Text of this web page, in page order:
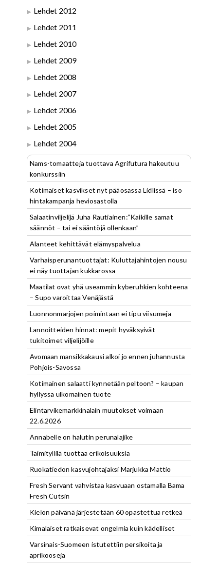
Lehdet 2012
Lehdet 2011
Lehdet 2010
Lehdet 2009
Lehdet 2008
Lehdet 2007
Lehdet 2006
Lehdet 2005
Lehdet 2004
Nams-tomaatteja tuottava Agrifutura hakeutuu
konkurssiin
Kotimaiset kasvikset nyt pääosassa Lidlissä – iso
hintakampanja heviosastolla
Salaatinviljelijä Juha Rautiainen:”Kaikille samat
säännöt – tai ei sääntöjä ollenkaan”
Alanteet kehittävät elämyspalvelua
Varhaisperunantuottajat: Kuluttajahintojen nousu
ei näy tuottajan kukkarossa
Maatilat ovat yhä useammin kyberuhkien kohteena
– Supo varoittaa Venäjästä
Luonnonmarjojen poimintaan ei tipu viisumeja
Lannoitteiden hinnat: mepit hyväksyivät
tukitoimet viljelijöille
Avomaan mansikkakausi alkoi jo ennen juhannusta
Pohjois-Savossa
Kotimainen salaatti kynnetään peltoon? – kaupan
hyllyssä ulkomainen tuote
Elintarvikemarkkinalain muutokset voimaan
22.6.2026
Annabelle on halutin perunalajike
Taimityllilä tuottaa erikoisuuksia
Ruokatiedon kasvujohtajaksi Marjukka Mattio
Fresh Servant vahvistaa kasvuaan ostamalla Bama
Fresh Cutsin
Kielon päivänä järjestetään 60 opastettua retkeä
Kimalaiset ratkaisevat ongelmia kuin kädelliset
Varsinais-Suomeen istutettiin persikoita ja
aprikooseja